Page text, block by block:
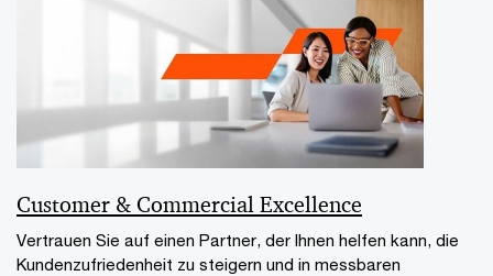
Customer & Commercial Excellence
Vertrauen Sie auf einen Partner, der Ihnen helfen kann, die
Kundenzufriedenheit zu steigern und in messbaren